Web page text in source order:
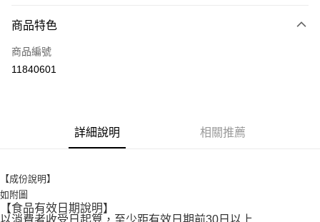
全家取貨付款
每筆NT$60，滿NT$599(含以上)免運費
付款後全家取貨
每筆NT$60，滿NT$599(含以上)免運費
每筆NT$60，滿NT$599(含以上)免運費
宅配
商品特色
商品編號
11840601
詳細說明 相關推薦
【成份說明】
如附圖
【食品有效日期說明】
以消費者收受日起算，至少距有效日期前30日以上